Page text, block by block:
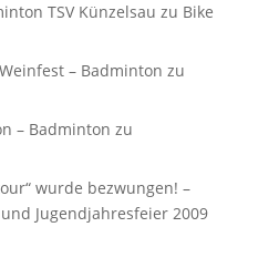
TSV Künzelsau zu Bike
– Badminton zu
– Badminton zu
wurde bezwungen! –
Jugendjahresfeier 2009